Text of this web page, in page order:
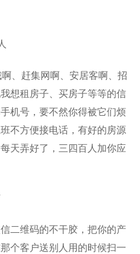
、赶集网啊、安居客啊、招
想租房子、买房子等等的信
机号，要不然你得被它们烦
不方便接电话，有好的房源
天弄好了，三四百人加你应
二维码的不干胶，把你的产
个客户送别人用的时候扫一